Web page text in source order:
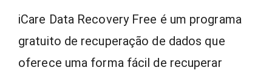
iCare Data Recovery Free é um programa
gratuito de recuperação de dados que
oferece uma forma fácil de recuperar